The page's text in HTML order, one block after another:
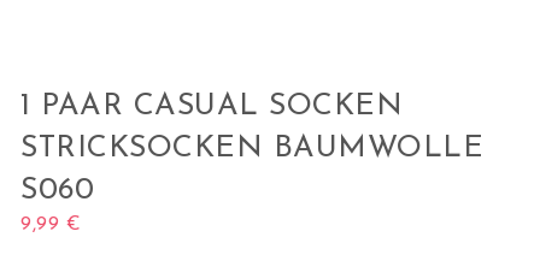
1 PAAR CASUAL SOCKEN
STRICKSOCKEN BAUMWOLLE
S060
9,99 €